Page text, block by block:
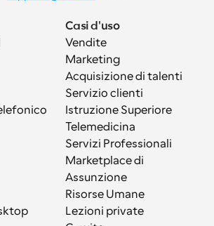
Casi d'uso
Vendite
Marketing
Acquisizione di talenti
Servizio clienti
Istruzione Superiore
Telemedicina
Servizi Professionali
Marketplace di
Assunzione
Risorse Umane
Lezioni private